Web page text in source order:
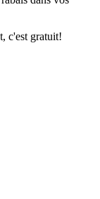
c'est gratuit!